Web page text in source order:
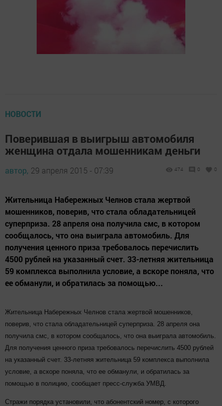
НОВОСТИ
Поверившая в выигрыш автомобиля
женщина отдала мошенникам деньги
автор, 29 апреля 2015 - 07:39 474 0 0
Жительница Набережных Челнов стала жертвой
мошенников, поверив, что стала обладательницей
суперприза. 28 апреля она получила смс, в котором
сообщалось, что она выиграла автомобиль. Для
получения ценного приза требовалось перечислить
4500 рублей на указанный счет. 33-летняя жительница
59 комплекса выполнила условие, а вскоре поняла, что
ее обманули, и обратилась за помощью...
Жительница Набережных Челнов стала жертвой мошенников,
поверив, что стала обладательницей суперприза. 28 апреля она
получила смс, в котором сообщалось, что она выиграла автомобиль.
Для получения ценного приза требовалось перечислить 4500 рублей
на указанный счет. 33-летняя жительница 59 комплекса выполнила
условие, а вскоре поняла, что ее обманули, и обратилась за
помощью в полицию, сообщает пресс-служба УМВД.
Стражи порядка установили, что абонентский номер, с которого